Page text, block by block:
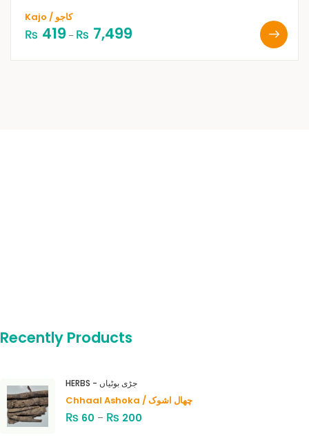
Kajo / کاجو
₨ 419 – ₨ 7,499
Recently Products
HERBS - جڑی بوٹیاں
Chhaal Ashoka / چھال اشوک
₨ 60 – ₨ 200